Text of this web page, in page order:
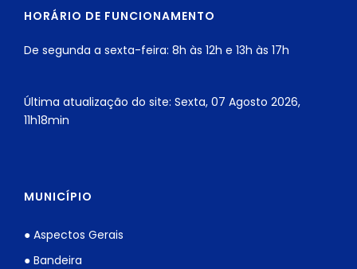
HORÁRIO DE FUNCIONAMENTO
De segunda a sexta-feira: 8h às 12h e 13h às 17h
Última atualização do site: Sexta, 07 Agosto 2026,
11h18min
MUNICÍPIO
● Aspectos Gerais
● Bandeira